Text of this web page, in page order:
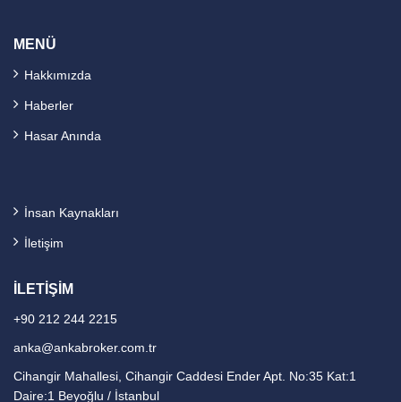
MENÜ
Hakkımızda
Haberler
Hasar Anında
İnsan Kaynakları
İletişim
İLETİŞİM
+90 212 244 2215
anka@ankabroker.com.tr
Cihangir Mahallesi, Cihangir Caddesi Ender Apt. No:35 Kat:1
Daire:1 Beyoğlu / İstanbul